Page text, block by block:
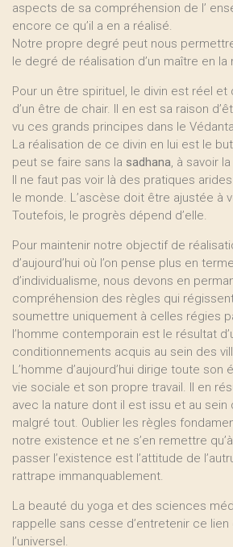
aspects de sa compréhension de l’
encore ce qu’il a en a réalisé.
Notre propre degré peut nous
le degré de réalisation d’un maître en la
Pour un être spirituel, le divin est réel et
d’un être de chair. Il en est sa raison
vu ces grands principes dans le
La réalisation de ce divin en lui est le
peut se faire sans la sadhana, à savoir
Il ne faut pas voir là des pratiques
le monde. L’ascèse doit être ajustée à
Toutefois, le progrès dépend d’elle.
Pour maintenir notre objectif de
d’aujourd’hui où l’on pense plus en
d’individualisme, nous devons en
compréhension des règles qui
soumettre uniquement à celles régies
l’homme contemporain est le résultat
conditionnements acquis au sein des
L’homme d’aujourd’hui dirige toute
vie sociale et son propre travail. Il en
avec la nature dont il est issu et au sein
malgré tout. Oublier les règles
notre existence et ne s’en remettre
passer l’existence est l’attitude de
rattrape immanquablement.
La beauté du yoga et des sciences
rappelle sans cesse d’entretenir ce lien
l’universel.